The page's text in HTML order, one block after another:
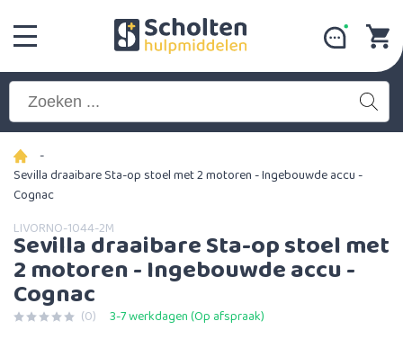
-
Sevilla draaibare Sta-op stoel met 2 motoren - Ingebouwde accu -
Cognac
LIVORNO-1044-2M
Sevilla draaibare Sta-op stoel met
2 motoren - Ingebouwde accu -
Cognac
(0) 3-7 werkdagen (Op afspraak)